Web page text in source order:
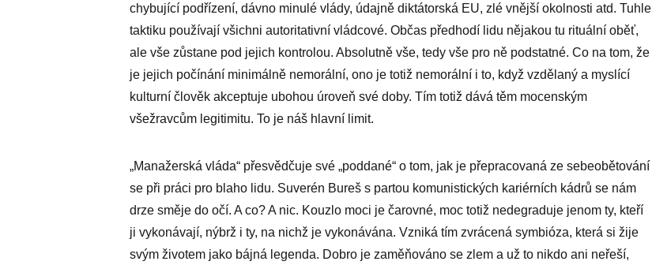
chybující podřízení, dávno minulé vlády, údajně diktátorská EU, zlé vnější okolnosti atd. Tuhle
taktiku používají všichni autoritativní vládcové. Občas předhodí lidu nějakou tu rituální oběť,
ale vše zůstane pod jejich kontrolou. Absolutně vše, tedy vše pro ně podstatné. Co na tom, že
je jejich počínání minimálně nemorální, ono je totiž nemorální i to, když vzdělaný a myslící
kulturní člověk akceptuje ubohou úroveň své doby. Tím totiž dává těm mocenským
všežravcům legitimitu. To je náš hlavní limit.
„Manažerská vláda“ přesvědčuje své „poddané“ o tom, jak je přepracovaná ze sebeobětování
se při práci pro blaho lidu. Suverén Bureš s partou komunistických kariérních kádrů se nám
drze směje do očí. A co? A nic. Kouzlo moci je čarovné, moc totiž nedegraduje jenom ty, kteří
ji vykonávají, nýbrž i ty, na nichž je vykonávána. Vzniká tím zvrácená symbióza, která si žije
svým životem jako bájná legenda. Dobro je zaměňováno se zlem a už to nikdo ani neřeší,